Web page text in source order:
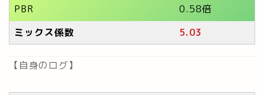
PBR
0.58倍
ミックス係数
5.03
【自身のログ】